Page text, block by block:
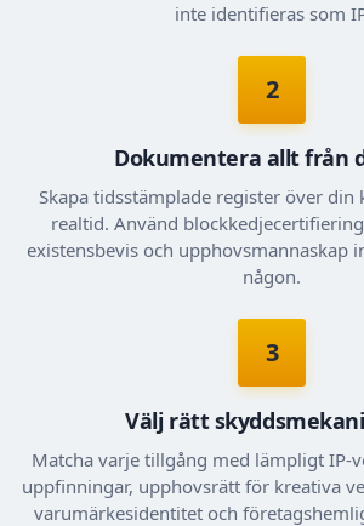
inte identifieras som
2
Dokumentera allt från
Skapa tidsstämplade register över din
realtid. Använd
existensbevis och upphovsmannaskap
någon.
3
Välj rätt
Matcha varje tillgång med lämpligt IP-
uppfinningar, upphovsrätt för kreativa
varumärkesidentitet och